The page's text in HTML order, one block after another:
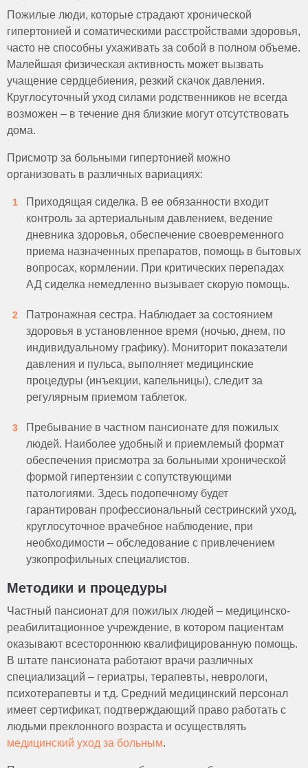
Пожилые люди, которые страдают хронической
гипертонией и соматическими расстройствами здоровья,
часто не способны ухаживать за собой в полном объеме.
Малейшая физическая активность может вызвать
учащение сердцебиения, резкий скачок давления.
Круглосуточный уход силами родственников не всегда
возможен – в течение дня близкие могут отсутствовать
дома.
Присмотр за больными гипертонией можно
организовать в различных вариациях:
Приходящая сиделка. В ее обязанности входит
контроль за артериальным давлением, ведение
дневника здоровья, обеспечение своевременного
приема назначенных препаратов, помощь в бытовых
вопросах, кормлении. При критических перепадах
АД сиделка немедленно вызывает скорую помощь.
Патронажная сестра. Наблюдает за состоянием
здоровья в установленное время (ночью, днем, по
индивидуальному графику). Мониторит показатели
давления и пульса, выполняет медицинские
процедуры (инъекции, капельницы), следит за
регулярным приемом таблеток.
Пребывание в частном пансионате для пожилых
людей. Наиболее удобный и приемлемый формат
обеспечения присмотра за больными хронической
формой гипертензии с сопутствующими
патологиями. Здесь подопечному будет
гарантирован профессиональный сестринский уход,
круглосуточное врачебное наблюдение, при
необходимости – обследование с привлечением
узкопрофильных специалистов.
Методики и процедуры
Частный пансионат для пожилых людей – медицинско-
реабилитационное учреждение, в котором пациентам
оказывают всестороннюю квалифицированную помощь.
В штате пансионата работают врачи различных
специализаций – гериатры, терапевты, неврологи,
психотерапевты и т.д. Средний медицинский персонал
имеет сертификат, подтверждающий право работать с
людьми преклонного возраста и осуществлять
медицинский уход за больным.